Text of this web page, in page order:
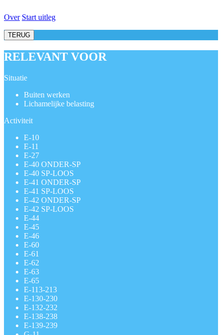
Over Start uitleg
TERUG
RELEVANT VOOR
Situatie
Buiten werken
Lichamelijke belasting
Activiteit
E-10
E-11
E-27
E-40 ONDER-SP
E-40 SP-LOOS
E-41 ONDER-SP
E-41 SP-LOOS
E-42 ONDER-SP
E-42 SP-LOOS
E-44
E-45
E-46
E-60
E-61
E-62
E-63
E-65
E-113-213
E-130-230
E-132-232
E-138-238
E-139-239